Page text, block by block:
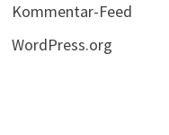
Kommentar-Feed
WordPress.org